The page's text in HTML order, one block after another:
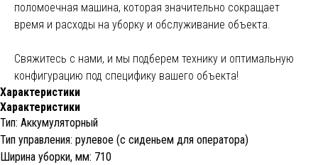
поломоечная машина, которая значительно сокращает
время и расходы на уборку и обслуживание объекта.
Свяжитесь с нами, и мы подберем технику и оптимальную
конфигурацию под специфику вашего объекта!
Характеристики
Характеристики
Тип: Аккумуляторный
Тип управления: рулевое (с сиденьем для оператора)
Ширина уборки, мм: 710